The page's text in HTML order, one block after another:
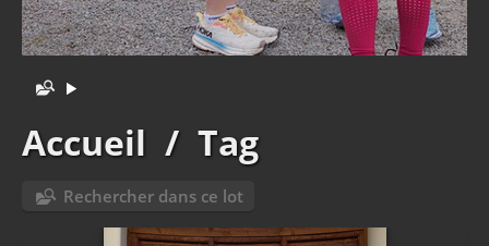
Accueil / Tag
Rechercher dans ce lot